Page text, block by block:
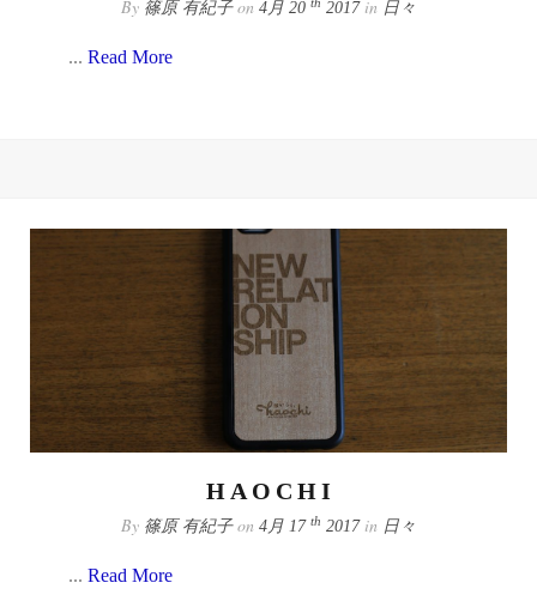
By 篠原 有紀子on 4月 20 th 2017in 日々
... Read More
HAOCHI
By 篠原 有紀子on 4月 17 th 2017in 日々
... Read More